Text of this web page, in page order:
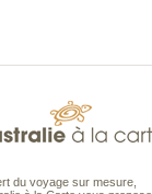
du voyage sur mesure,